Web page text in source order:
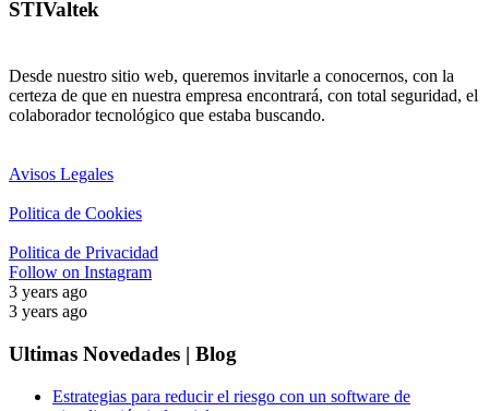
STIValtek
Desde nuestro sitio web, queremos invitarle a conocernos, con la
certeza de que en nuestra empresa encontrará, con total seguridad, el
colaborador tecnológico que estaba buscando.
Avisos Legales
Politica de Cookies
Politica de Privacidad
Follow on Instagram
3 years ago
3 years ago
Ultimas Novedades | Blog
Estrategias para reducir el riesgo con un software de